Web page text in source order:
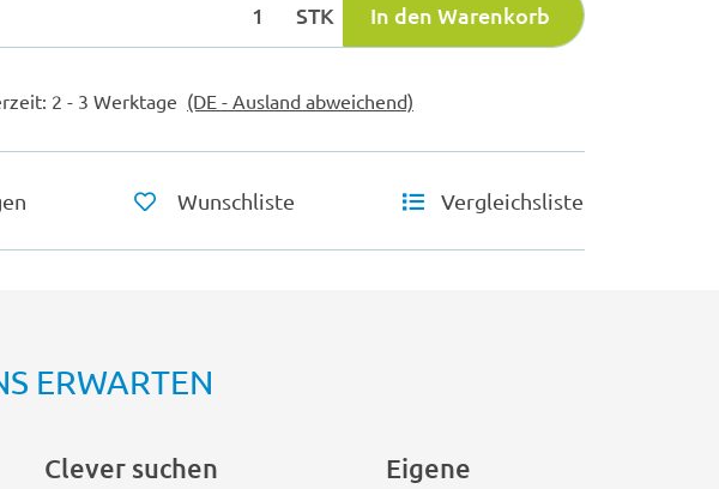
STK In den Warenkorb
2 - 3 Werktage (DE - Ausland abweichend)
Wunschliste Vergleichsliste
ERWARTEN
Clever suchen
Eigene